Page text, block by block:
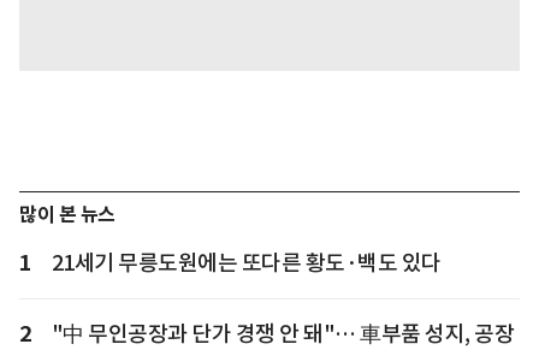
많이 본 뉴스
1 21세기 무릉도원에는 또다른 황도·백도 있다
2
"中 무인공장과 단가 경쟁 안 돼"… 車부품 성지, 공장